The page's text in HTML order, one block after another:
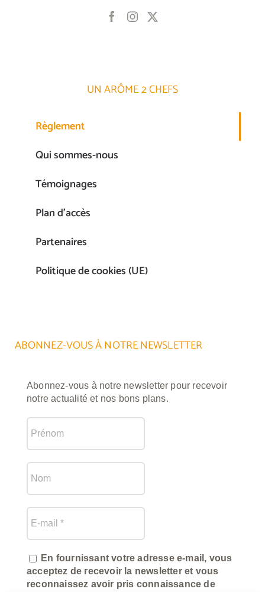
UN ARÔME 2 CHEFS
Règlement
Qui sommes-nous
Témoignages
Plan d’accès
Partenaires
Politique de cookies (UE)
ABONNEZ-VOUS À NOTRE NEWSLETTER
Abonnez-vous à notre newsletter pour recevoir
notre actualité et nos bons plans.
En fournissant votre adresse e-mail, vous
acceptez de recevoir la newsletter et vous
reconnaissez avoir pris connaissance de